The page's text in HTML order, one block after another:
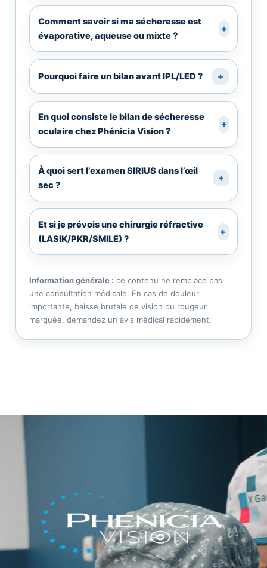
Comment savoir si ma sécheresse est
évaporative, aqueuse ou mixte ?
+
Pourquoi faire un bilan avant IPL/LED ? +
En quoi consiste le bilan de sécheresse
oculaire chez Phénicia Vision ?
+
À quoi sert l’examen SIRIUS dans l’œil
sec ?
+
Et si je prévois une chirurgie réfractive
(LASIK/PKR/SMILE) ?
+
Information générale : ce contenu ne remplace pas
une consultation médicale. En cas de douleur
importante, baisse brutale de vision ou rougeur
marquée, demandez un avis médical rapidement.